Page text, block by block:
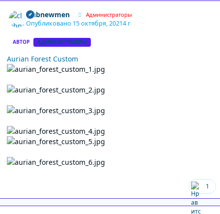
clubnewmen Администраторы
Опубликовано 15 октября, 20214 г
АВТОР АДМИНИСТРАТОРЫ
Aurian Forest Custom
1